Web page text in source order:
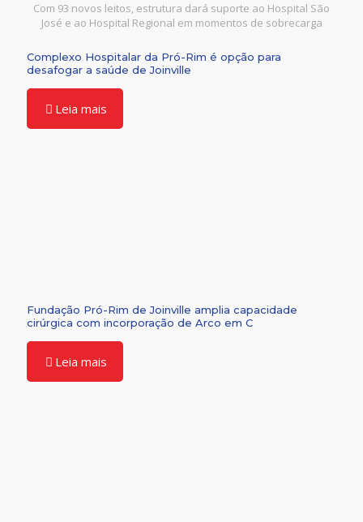
Com 93 novos leitos, estrutura dará suporte ao Hospital São
José e ao Hospital Regional em momentos de sobrecarga
Complexo Hospitalar da Pró-Rim é opção para
desafogar a saúde de Joinville
Leia mais
Fundação Pró-Rim de Joinville amplia capacidade
cirúrgica com incorporação de Arco em C
Leia mais